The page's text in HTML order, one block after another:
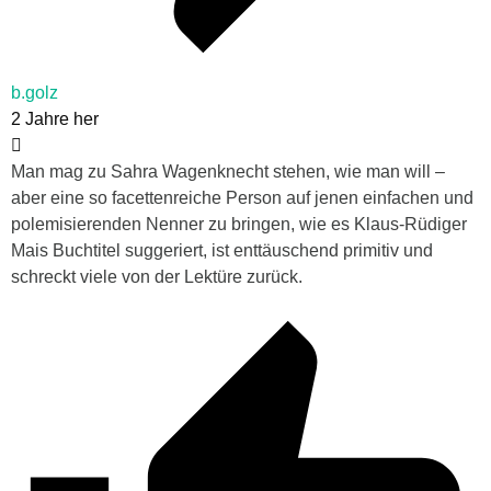
b.golz
2 Jahre her
Man mag zu Sahra Wagenknecht stehen, wie man will –
aber eine so facettenreiche Person auf jenen einfachen und
polemisierenden Nenner zu bringen, wie es Klaus-Rüdiger
Mais Buchtitel suggeriert, ist enttäuschend primitiv und
schreckt viele von der Lektüre zurück.